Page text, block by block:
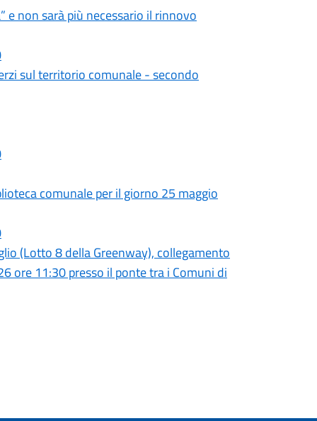
e non sarà più necessario il rinnovo
sul territorio comunale - secondo
comunale per il giorno 25 maggio
(Lotto 8 della Greenway), collegamento
ore 11:30 presso il ponte tra i Comuni di